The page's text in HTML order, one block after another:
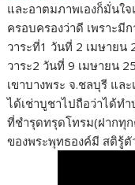
และอาตมภาพเองก็มั่นใ
ครอบครองว่าดี เพราะมี
วาระที่1 วันที่ 2 เมษายน
วาระ2 วันที่ 9 เมษายน
เขาบางพระ จ.ชลบุรี แล
ได้เช่าบูชาไปถือว่าได้ท
ที่ชำรุดทรุดโทรม(ฝากทุ
ของพระพุทธองค์มี สติรู้ตั